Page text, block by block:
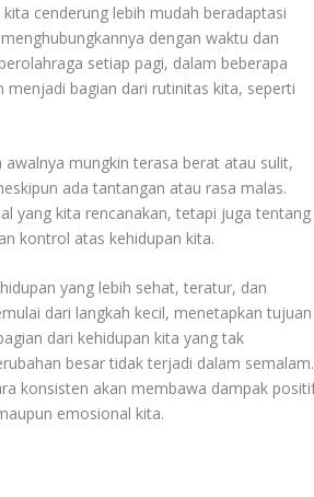
cenderung lebih mudah beradaptasi
dengan waktu dan
setiap pagi, dalam beberapa
menjadi bagian dari rutinitas kita, seperti
mungkin terasa berat atau sulit,
ada tantangan atau rasa malas.
yang kita rencanakan, tetapi juga tentang
kontrol atas kehidupan kita.
yang lebih sehat, teratur, dan
dari langkah kecil, menetapkan tujuan
dari kehidupan kita yang tak
besar tidak terjadi dalam semalam.
konsisten akan membawa dampak
emosional kita.